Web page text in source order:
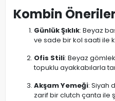
Kombin
Günlük Şıklık: Beyaz
ve sade bir kol saati ile
Ofis Stili: Beyaz
topuklu ayakkabılarla
Akşam Yemeği: Siyah
zarif bir clutch çanta ile